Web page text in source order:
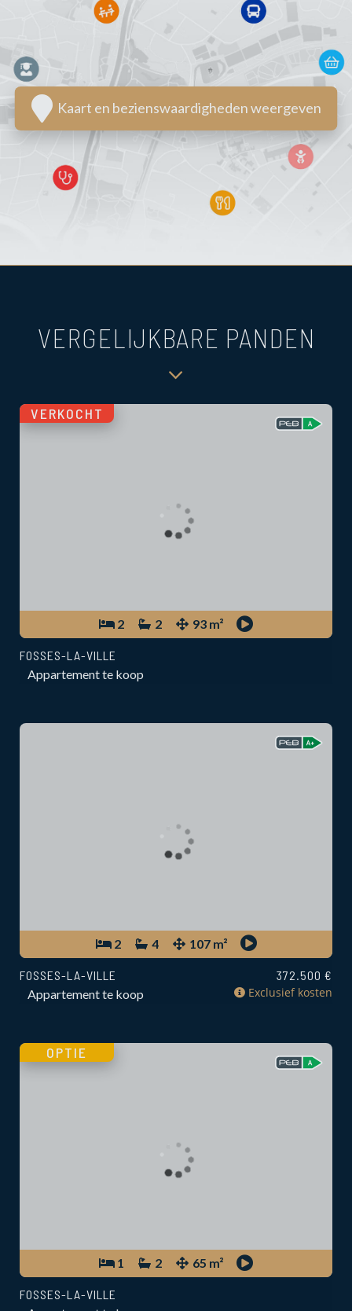
Kaart en bezienswaardigheden weergeven
VERGELIJKBARE PANDEN
2 2 93 m²
VERKOCHT
FOSSES-LA-VILLE
Appartement te koop
2 4 107 m²
FOSSES-LA-VILLE
Appartement te koop
372.500 €
Exclusief kosten
1 2 65 m²
OPTIE
FOSSES-LA-VILLE